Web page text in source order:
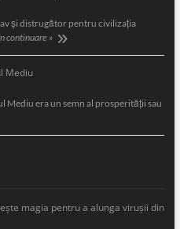
și distrugător pentru civilizația
continuare »
Mediu
Mediu era un semn al prosperităţii sau
magia pentru a alunga viruşii din